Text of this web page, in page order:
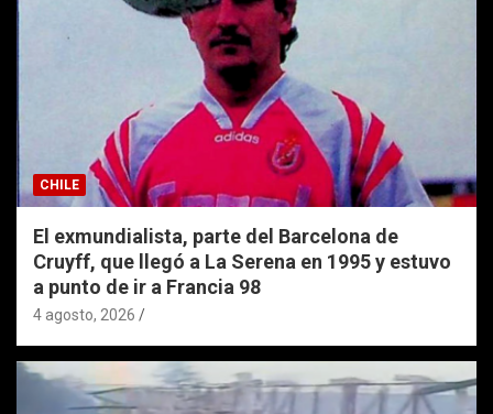
CHILE
El exmundialista, parte del Barcelona de
Cruyff, que llegó a La Serena en 1995 y estuvo
a punto de ir a Francia 98
4 agosto, 2026